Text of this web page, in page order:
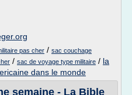
pas cher / sac couchage
/ sac de voyage type militaire / la
dans le monde
semaine - La Bible